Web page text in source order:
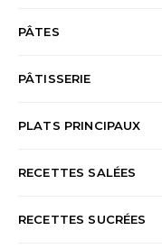
PÂTES
PÂTISSERIE
PLATS PRINCIPAUX
RECETTES SALÉES
RECETTES SUCRÉES